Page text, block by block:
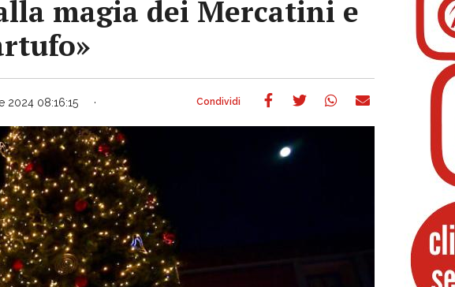
magia dei Mercatini e
2024 08:16:15